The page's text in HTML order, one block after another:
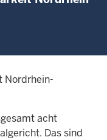
Nordrhein-
acht
Das sind